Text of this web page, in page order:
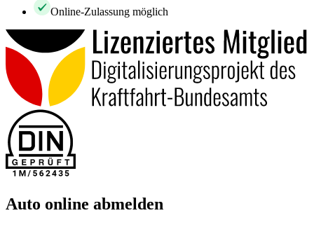
Online-Zulassung möglich
Auto online abmelden